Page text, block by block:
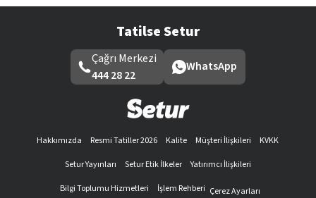
Tatilse Setur
Çağrı Merkezi
444 28 22
WhatsApp
Hakkımızda Resmi Tatiller 2026 Kalite Müşteri İlişkileri
KVKK
Setur Yayınları
Setur Etik İlkeler
Yatırımcı İlişkileri
Bilgi Toplumu Hizmetleri
İşlem Rehberi Çerez Ayarları